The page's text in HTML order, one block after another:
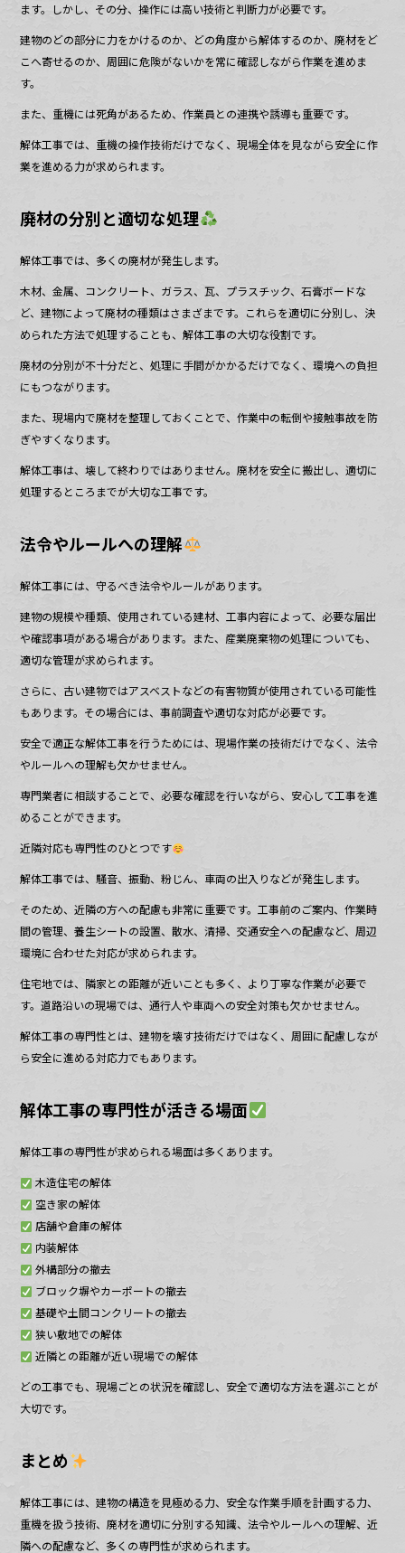
ます。しかし、その分、操作には高い技術と判断力が必要です。
建物のどの部分に力をかけるのか、どの角度から解体するのか、廃材をど
こへ寄せるのか、周囲に危険がないかを常に確認しながら作業を進めま
す。
また、重機には死角があるため、作業員との連携や誘導も重要です。
解体工事では、重機の操作技術だけでなく、現場全体を見ながら安全に作
業を進める力が求められます。
廃材の分別と適切な処理
解体工事では、多くの廃材が発生します。
木材、金属、コンクリート、ガラス、瓦、プラスチック、石膏ボードな
ど、建物によって廃材の種類はさまざまです。これらを適切に分別し、決
められた方法で処理することも、解体工事の大切な役割です。
廃材の分別が不十分だと、処理に手間がかかるだけでなく、環境への負担
にもつながります。
また、現場内で廃材を整理しておくことで、作業中の転倒や接触事故を防
ぎやすくなります。
解体工事は、壊して終わりではありません。廃材を安全に搬出し、適切に
処理するところまでが大切な工事です。
法令やルールへの理解
解体工事には、守るべき法令やルールがあります。
建物の規模や種類、使用されている建材、工事内容によって、必要な届出
や確認事項がある場合があります。また、産業廃棄物の処理についても、
適切な管理が求められます。
さらに、古い建物ではアスベストなどの有害物質が使用されている可能性
もあります。その場合には、事前調査や適切な対応が必要です。
安全で適正な解体工事を行うためには、現場作業の技術だけでなく、法令
やルールへの理解も欠かせません。
専門業者に相談することで、必要な確認を行いながら、安心して工事を進
めることができます。
近隣対応も専門性のひとつです
解体工事では、騒音、振動、粉じん、車両の出入りなどが発生します。
そのため、近隣の方への配慮も非常に重要です。工事前のご案内、作業時
間の管理、養生シートの設置、散水、清掃、交通安全への配慮など、周辺
環境に合わせた対応が求められます。
住宅地では、隣家との距離が近いことも多く、より丁寧な作業が必要で
す。道路沿いの現場では、通行人や車両への安全対策も欠かせません。
解体工事の専門性とは、建物を壊す技術だけではなく、周囲に配慮しなが
ら安全に進める対応力でもあります。
解体工事の専門性が活きる場面
解体工事の専門性が求められる場面は多くあります。
木造住宅の解体
空き家の解体
店舗や倉庫の解体
内装解体
外構部分の撤去
ブロック塀やカーポートの撤去
基礎や土間コンクリートの撤去
狭い敷地での解体
近隣との距離が近い現場での解体
どの工事でも、現場ごとの状況を確認し、安全で適切な方法を選ぶことが
大切です。
まとめ
解体工事には、建物の構造を見極める力、安全な作業手順を計画する力、
重機を扱う技術、廃材を適切に分別する知識、法令やルールへの理解、近
隣への配慮など、多くの専門性が求められます。